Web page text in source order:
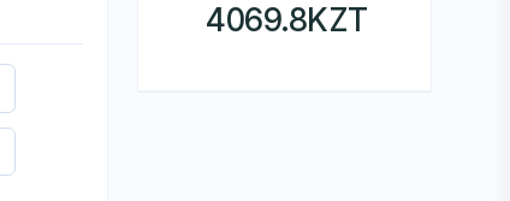
4069.8KZT